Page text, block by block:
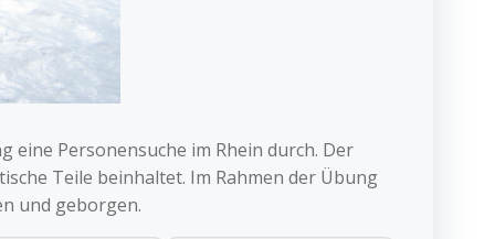
eine Personensuche im Rhein durch. Der
Teile beinhaltet. Im Rahmen der Übung
und geborgen.